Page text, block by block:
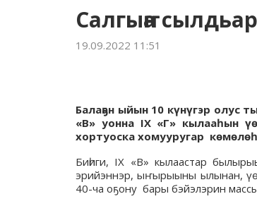
Салгыҥҥа
19.09.2022 11:51
Балаҕан ыйын 10 күнүгэр олус
«В» уонна IX «Г» кылааһын
хортуоска хомууругар
Биһиги, IX «В» кылаастар
эрийэннэр, ыҥырыыны ылынан,
40-ча оҕону бары бэйэлэрин